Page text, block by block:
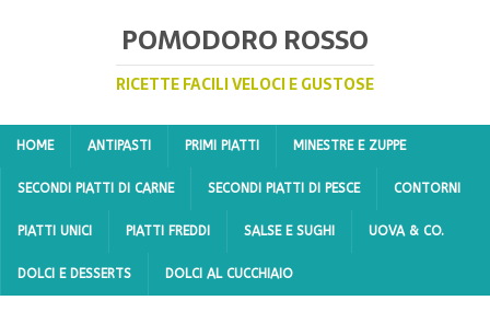
POMODORO ROSSO
RICETTE FACILI VELOCI E GUSTOSE
HOME ANTIPASTI PRIMI PIATTI MINESTRE E ZUPPE
SECONDI PIATTI DI CARNE SECONDI PIATTI DI PESCE CONTORNI
PIATTI UNICI PIATTI FREDDI SALSE E SUGHI UOVA & CO.
DOLCI E DESSERTS DOLCI AL CUCCHIAIO